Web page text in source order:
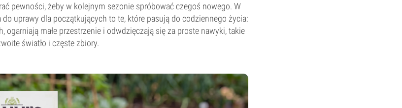
pewności, żeby w kolejnym sezonie spróbować czegoś nowego. W
do uprawy dla początkujących to te, które pasują do codziennego życia:
ogarniają małe przestrzenie i odwdzięczają się za proste nawyki, takie
światło i częste zbiory.